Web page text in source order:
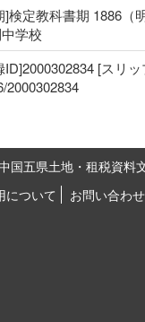
]検定教科書期 1886（
学校
ID]2000302834 [スリ
2000302834
国五県土地・租税資料
について
お問い合わせ